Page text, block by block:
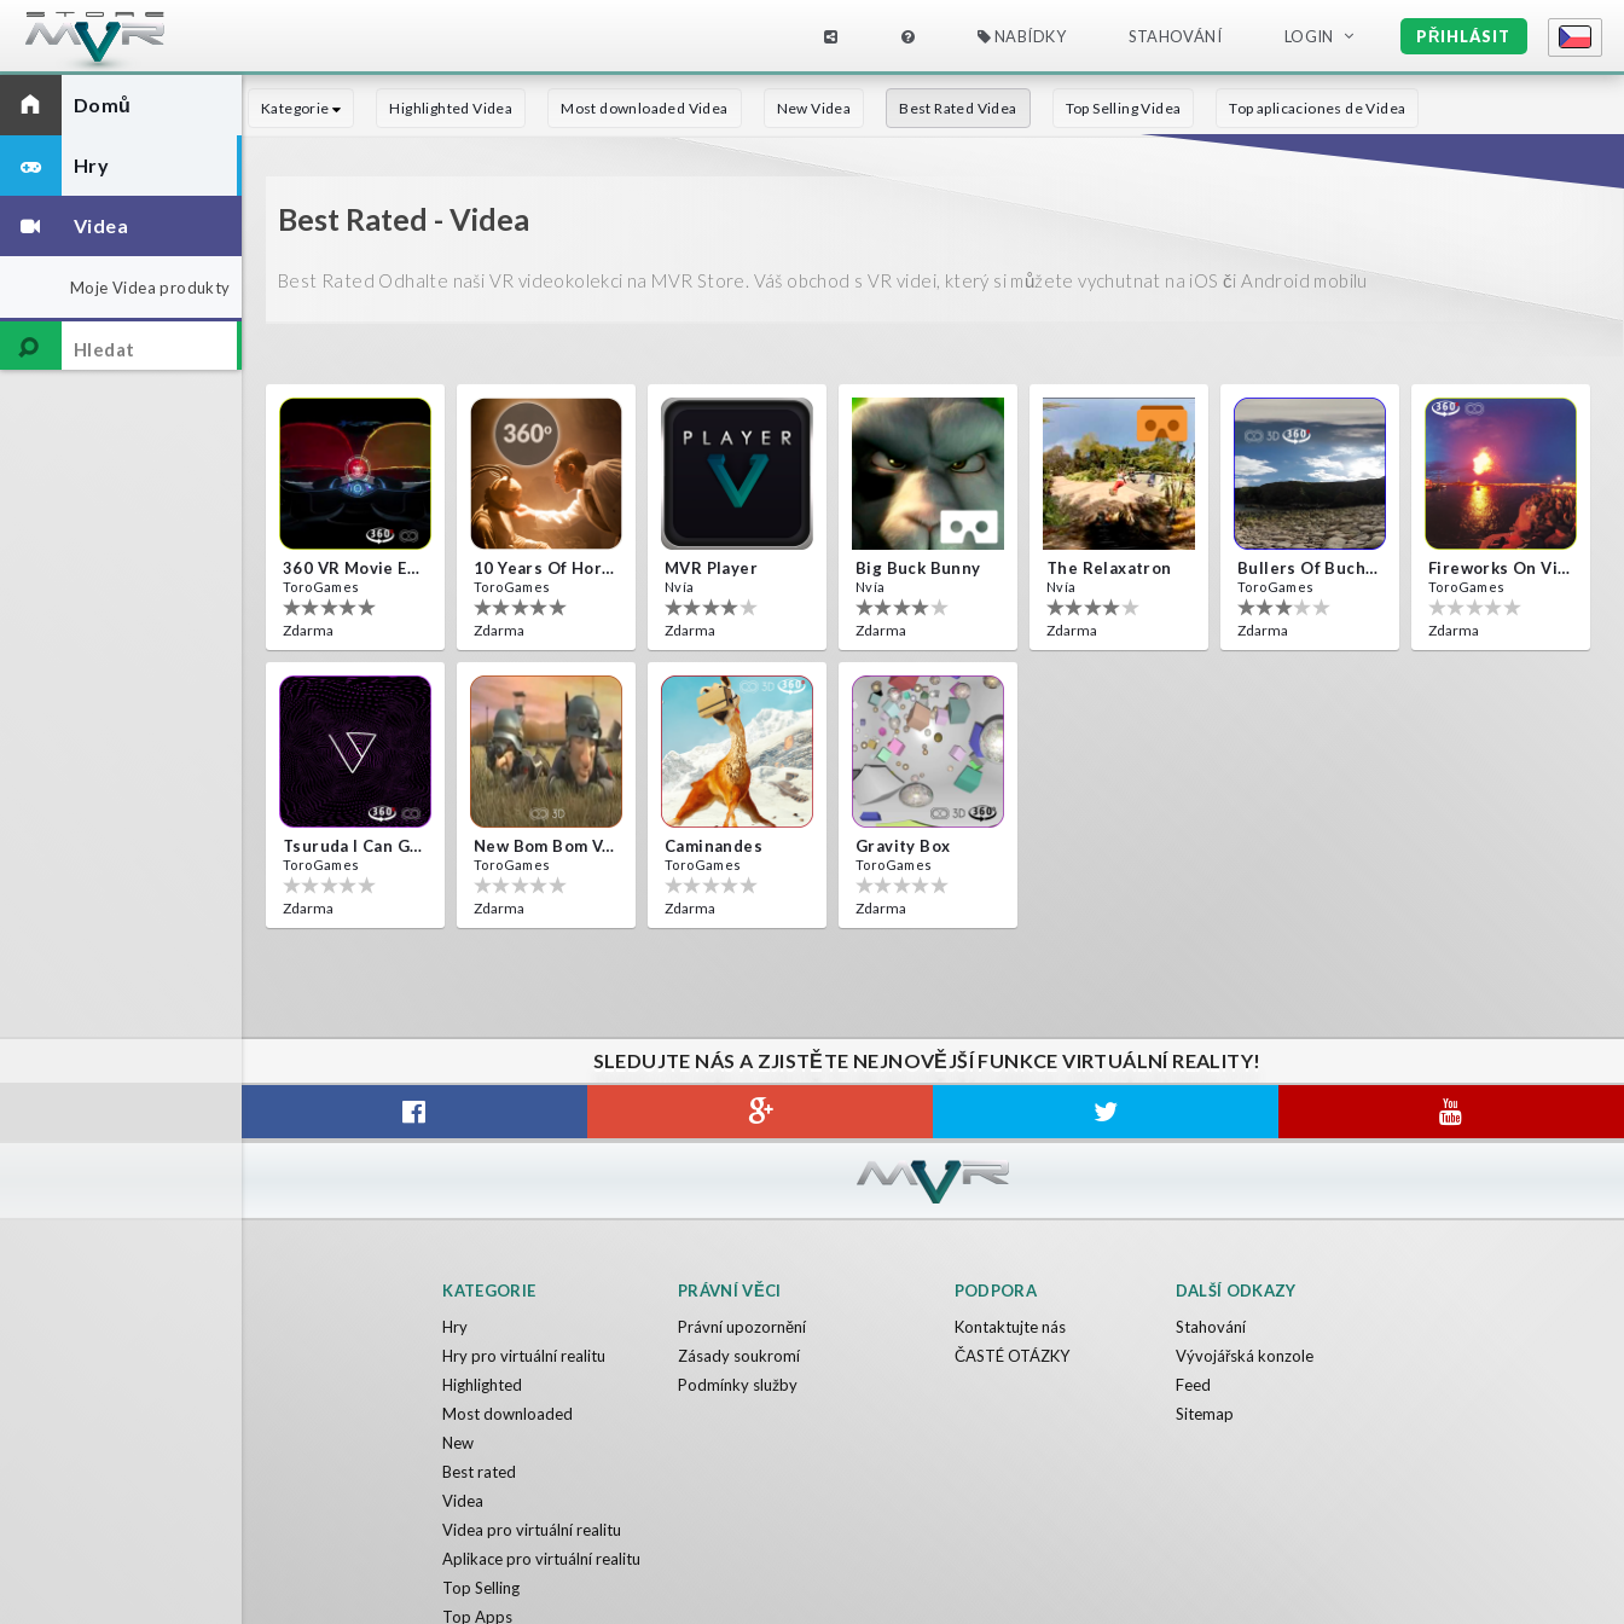
NABÍDKY STAHOVÁNÍ LOGIN PŘIHLÁSIT
Domů
Hry
Videa
Moje Videa produkty
Kategorie Highlighted Videa Most downloaded Videa New Videa Best Rated Videa Top Selling Videa Top aplicaciones de Videa
Best Rated - Videa
Best Rated Odhalte naši VR videokolekci na MVR Store. Váš obchod s VR videi, který si můžete vychutnat na iOS či Android mobilu
360 VR Movie Experience
ToroGames
Zdarma
10 Years Of Horror Nights
ToroGames
Zdarma
MVR Player
Nvía
Zdarma
Big Buck Bunny
Nvía
Zdarma
The Relaxatron
Nvía
Zdarma
Bullers Of Buchan Aberdeen
ToroGames
Zdarma
Fireworks On Victory Day
ToroGames
Zdarma
Tsuruda I Can Get Really Crazy
ToroGames
Zdarma
New Bom Bom Vr SBS 2020
ToroGames
Zdarma
Caminandes
ToroGames
Zdarma
Gravity Box
ToroGames
Zdarma
SLEDUJTE NÁS A ZJISTĚTE NEJNOVĚJŠÍ FUNKCE VIRTUÁLNÍ REALITY!
KATEGORIE
Hry
Hry pro virtuální realitu
Highlighted
Most downloaded
New
Best rated
Videa
Videa pro virtuální realitu
Aplikace pro virtuální realitu
Top Selling
Top Apps
PRÁVNÍ VĚCI
Právní upozornění
Zásady soukromí
Podmínky služby
PODPORA
Kontaktujte nás
ČASTÉ OTÁZKY
DALŠÍ ODKAZY
Stahování
Vývojářská konzole
Feed
Sitemap